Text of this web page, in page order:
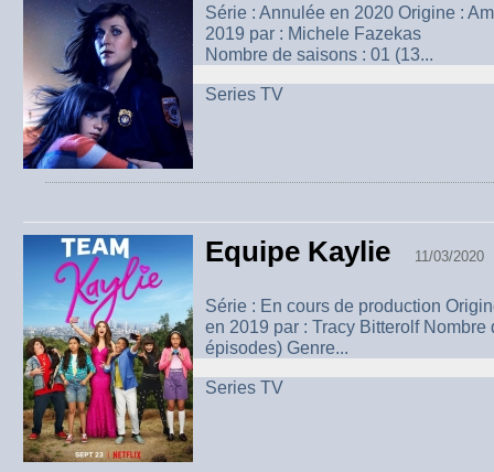
Série : Annulée en 2020 Origine :
2019 par : Michele
Nombre de saisons : 01 (13...
Series TV
Equipe Kaylie 11/03/2020
Série : En cours de production
en 2019 par : Tracy Bitterolf Nombre
épisodes) Genre...
Series TV